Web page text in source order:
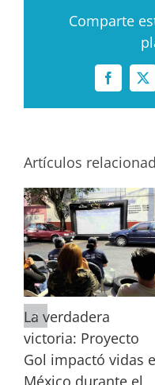
Comparte
Facebook
X
Artículos
La verdadera
victoria: Proyecto
Gol impactó vidas
México durante el